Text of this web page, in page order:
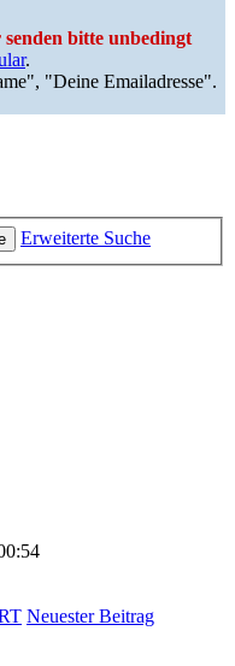
bitte unbedingt
.
"Deine Emailadresse".
Erweiterte Suche
Neuester Beitrag